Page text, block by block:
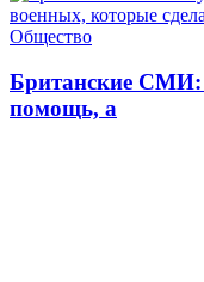
Общество
Британские СМИ:
помощь, а